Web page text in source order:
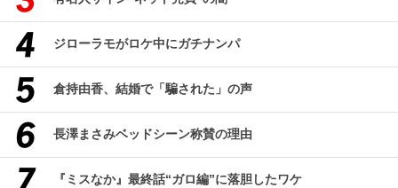
ジローラモがロケ中にガチナンパ
倉持由香、結婚で「騙された」の声
長澤まさみベッドシーン称賛の理由
『ミスなか』最終話“ガロ編”に落胆したワケ